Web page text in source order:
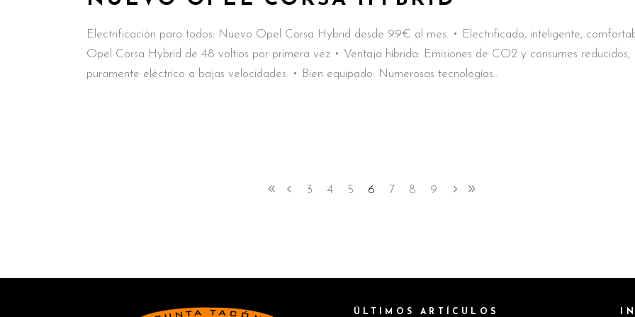
Electrificación para todos: Nuevo Opel Corsa Hybrid desde 99€ al mes. • Electrificado, inteligente,
Opel Corsa Hybrid de 48 voltios por primera vez • Ventaja híbrida: Emisiones de CO2 y consumes reducidos,
puramente eléctrico a bajas velocidades. • Bien equipado: Numerosas tecnologías
3 4 5 6 7 8 9
ÚLTIMOS ARTÍCULOS